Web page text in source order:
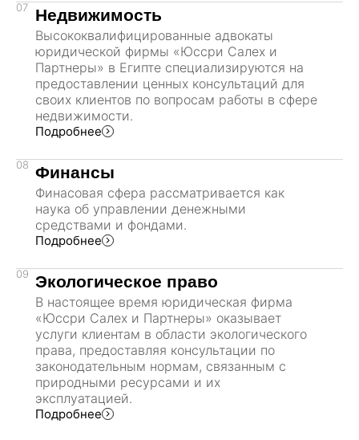
07 Недвижимость
Высококвалифицированные адвокаты
юридической фирмы «Юссри Салех и
Партнеры» в Египте специализируются на
предоставлении ценных консультаций для
своих клиентов по вопросам работы в сфере
недвижимости.
Подробнее
08 Финансы
Финасовая сфера рассматривается как
наука об управлении денежными
средствами и фондами.
Подробнее
09 Экологическое право
В настоящее время юридическая фирма
«Юссри Салех и Партнеры» оказывает
услуги клиентам в области экологического
права, предоставляя консультации по
законодательным нормам, связанным с
природными ресурсами и их
эксплуатацией.
Подробнее